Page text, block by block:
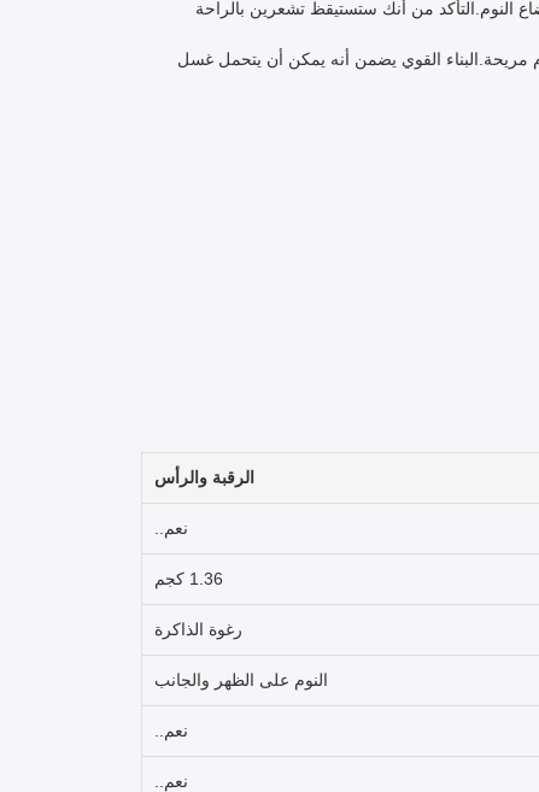
النوم.التأكد من أنك ستستيقظ تشعرين بالراحة
مريحة.البناء القوي يضمن أنه يمكن أن يتحمل غسل
الرقبة والرأس
نعم..
1.36 كجم
رغوة الذاكرة
النوم على الظهر والجانب
نعم..
نعم..